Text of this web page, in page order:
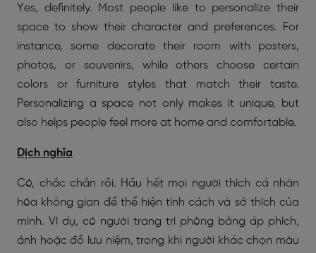
Yes, definitely. Most people like to personalize their
space to show their character and preferences. For
instance, some decorate their room with posters,
photos, or souvenirs, while others choose certain
colors or furniture styles that match their taste.
Personalizing a space not only makes it unique, but
also helps people feel more at home and comfortable.
Dịch nghĩa
Có, chắc chắn rồi. Hầu hết mọi người thích cá nhân
hóa không gian để thể hiện tính cách và sở thích của
mình. Ví dụ, có người trang trí phòng bằng áp phích,
ảnh hoặc đồ lưu niệm, trong khi người khác chọn màu